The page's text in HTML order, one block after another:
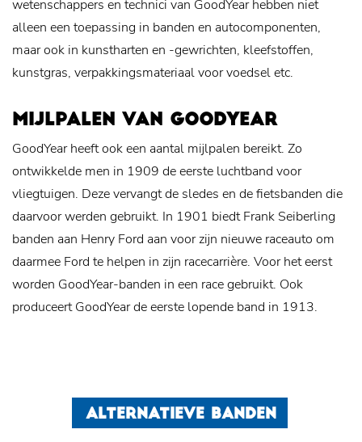
wetenschappers en technici van GoodYear hebben niet
alleen een toepassing in banden en autocomponenten,
maar ook in kunstharten en -gewrichten, kleefstoffen,
kunstgras, verpakkingsmateriaal voor voedsel etc.
MIJLPALEN VAN GOODYEAR
GoodYear heeft ook een aantal mijlpalen bereikt. Zo
ontwikkelde men in 1909 de eerste luchtband voor
vliegtuigen. Deze vervangt de sledes en de fietsbanden die
daarvoor werden gebruikt. In 1901 biedt Frank Seiberling
banden aan Henry Ford aan voor zijn nieuwe raceauto om
daarmee Ford te helpen in zijn racecarrière. Voor het eerst
worden GoodYear-banden in een race gebruikt. Ook
produceert GoodYear de eerste lopende band in 1913.
ALTERNATIEVE BANDEN